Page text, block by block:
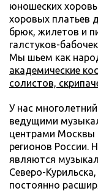
юношеских
хоровых платьев
брюк, жилетов и
галстуков-
Мы шьем как
академические
солистов,
У нас
ведущими
центрами Москвы
регионов России.
являются
Северо-
постоянно